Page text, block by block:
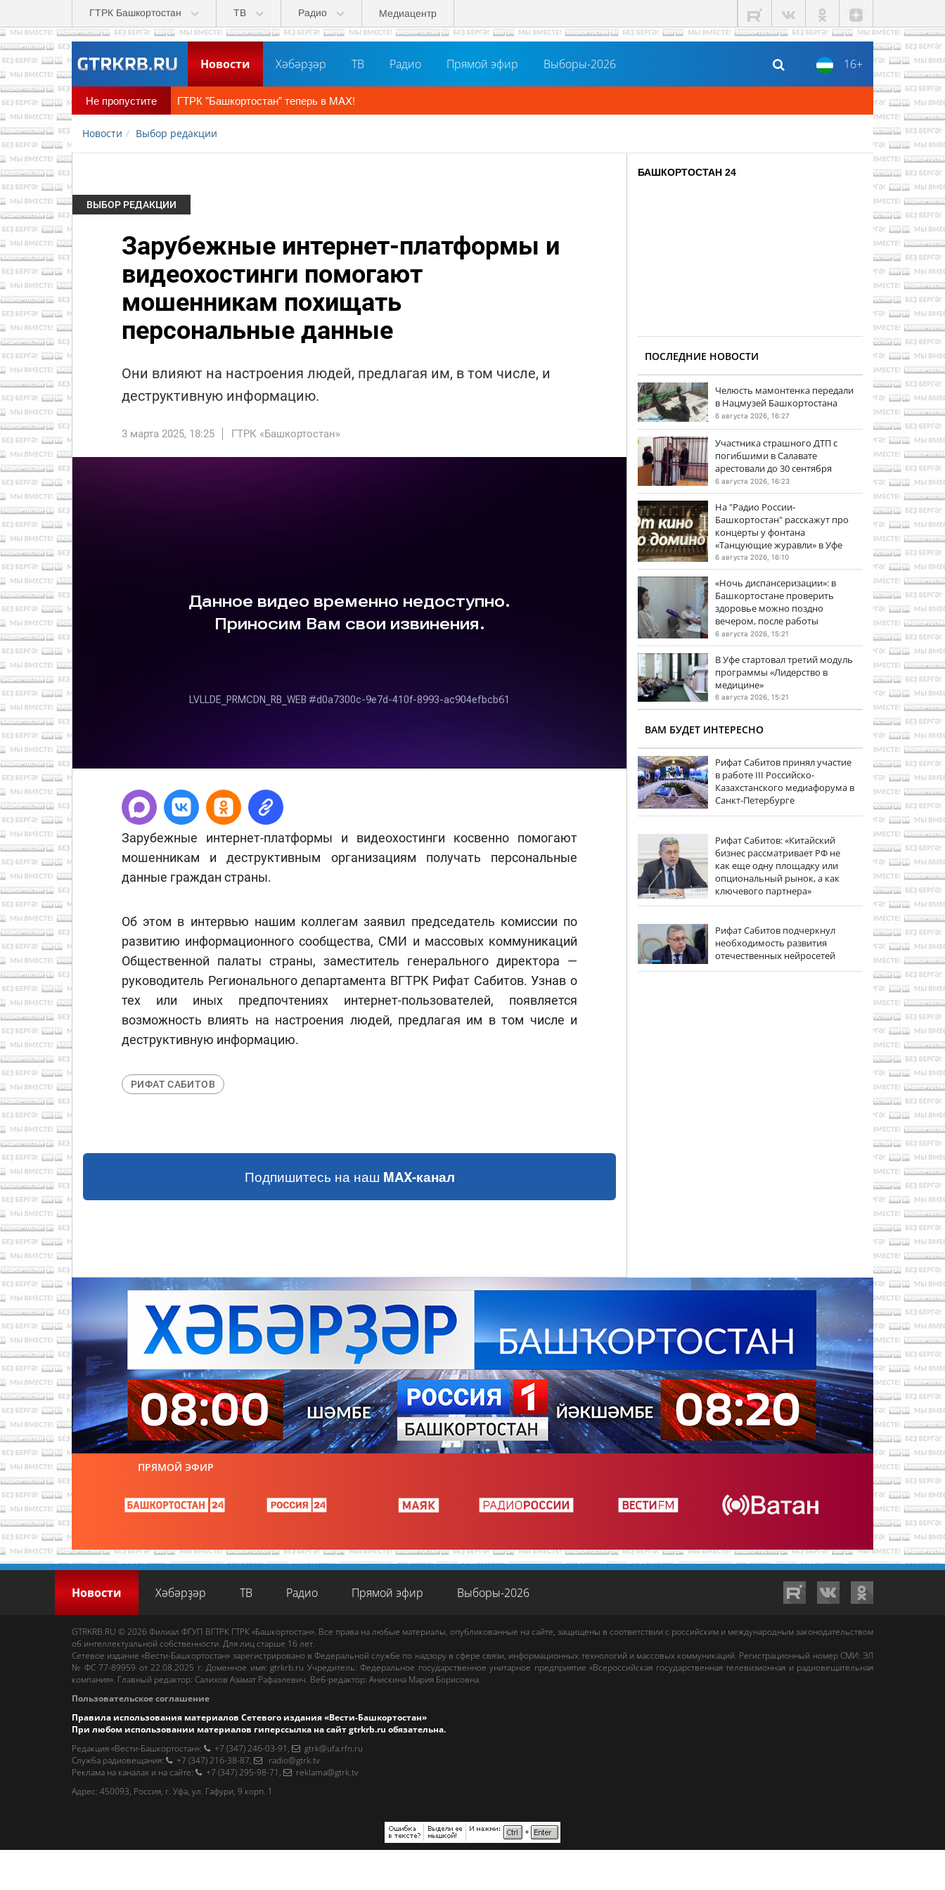
Перейти к основному содержанию
ГТРК Башкортостан ТВ Радио Медиацентр
16+
Новости Хәбәрҙәр ТВ Радио Прямой эфир Выборы-2026
Не пропустите ГТРК "Башкортостан" теперь в MAX!
Новости Выбор редакции
ВЫБОР РЕДАКЦИИ
Зарубежные интернет-платформы и
видеохостинги помогают
мошенникам похищать
персональные данные
Они влияют на настроения людей, предлагая им, в том числе, и
деструктивную информацию.
3 марта 2025, 18:25 ГТРК «Башкортостан»
Зарубежные интернет-платформы и видеохостинги косвенно помогают
мошенникам и деструктивным организациям получать персональные
данные граждан страны.
Об этом в интервью нашим коллегам заявил председатель комиссии по
развитию информационного сообщества, СМИ и массовых коммуникаций
Общественной палаты страны, заместитель генерального директора —
руководитель Регионального департамента ВГТРК Рифат Сабитов. Узнав о
тех или иных предпочтениях интернет-пользователей, появляется
возможность влиять на настроения людей, предлагая им в том числе и
деструктивную информацию.
РИФАТ САБИТОВ
Подпишитесь на наш MAX-канал
БАШКОРТОСТАН 24
ПОСЛЕДНИЕ НОВОСТИ
Челюсть мамонтенка передали
в Нацмузей Башкортостана
6 августа 2026, 16:27
Участника страшного ДТП с
погибшими в Салавате
арестовали до 30 сентября
6 августа 2026, 16:23
На "Радио России-
Башкортостан" расскажут про
концерты у фонтана
«Танцующие журавли» в Уфе
6 августа 2026, 16:10
«Ночь диспансеризации»: в
Башкортостане проверить
здоровье можно поздно
вечером, после работы
6 августа 2026, 15:21
В Уфе стартовал третий модуль
программы «Лидерство в
медицине»
6 августа 2026, 15:21
ВАМ БУДЕТ ИНТЕРЕСНО
Рифат Сабитов принял участие
в работе III Российско-
Казахстанского медиафорума в
Санкт-Петербурге
Рифат Сабитов: «Китайский
бизнес рассматривает РФ не
как еще одну площадку или
опциональный рынок, а как
ключевого партнера»
Рифат Сабитов подчеркнул
необходимость развития
отечественных нейросетей
ПРЯМОЙ ЭФИР
Новости Хәбәрҙәр ТВ Радио Прямой эфир Выборы-2026
GTRKRB.RU © 2026 Филиал ФГУП ВГТРК ГТРК «Башкортостан». Все права на любые материалы, опубликованные на сайте, защищены в соответствии с российским и международным законодательством
об интеллектуальной собственности. Для лиц старше 16 лет.
Сетевое издание «Вести-Башкортостан» зарегистрировано в Федеральной службе по надзору в сфере связи, информационных технологий и массовых коммуникаций. Регистрационный номер СМИ: ЭЛ
№ ФС 77-89959 от 22.08.2025 г. Доменное имя:gtrkrb.ru Учредитель: Федеральное государственное унитарное предприятие «Всероссийская государственная телевизионная и радиовещательная
компания». Главный редактор: Салихов Азамат Рафаэлевич. Веб-редактор: Анискина Мария Борисовна.
Пользовательское соглашение
Правила использования материалов Сетевого издания «Вести-Башкортостан»
При любом использовании материалов гиперссылка на сайтgtrkrb.ru обязательна.
Редакция «Вести-Башкортостан»: +7 (347) 246-03-91 ,
gtrk@ufa.rfn.ru
Cлужба радиовещания: +7 (347) 216-38-87,
radio@gtrk.tv
Реклама на каналах и на сайте: +7 (347) 295-98-71 ,
reklama@gtrk.tv
Адрес: 450093, Россия, г. Уфа, ул. Гафури, 9 корп. 1